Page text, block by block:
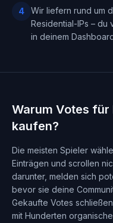
4
Wir liefern rund um
Residential-IPs –
in deinem
Warum Votes für
kaufen?
Die meisten Spieler
Einträgen und scrollen
darunter, melden sich
bevor sie deine
Gekaufte Votes
mit Hunderten